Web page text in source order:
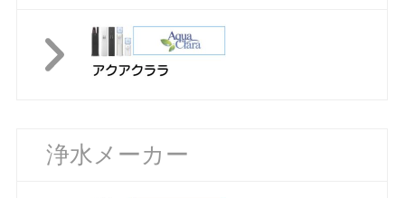
浄水メーカー